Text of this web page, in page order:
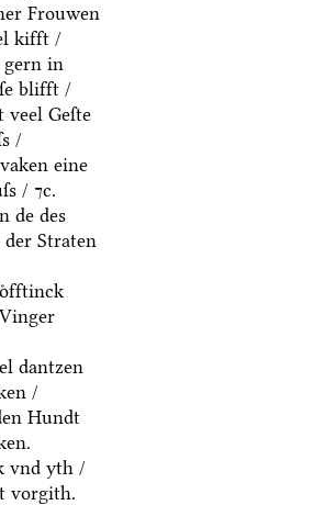
Frouwen
kifft /
in
blifft /
Geſte
/
eine
/ ⁊c.
de des
Straten
dantzen
/
Hundt
vnd yth /
vorgith.